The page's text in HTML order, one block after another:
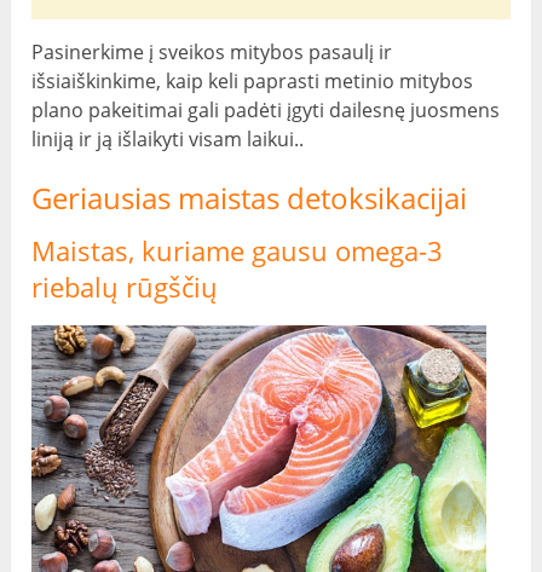
Pasinerkime į sveikos mitybos pasaulį ir
išsiaiškinkime, kaip keli paprasti metinio mitybos
plano pakeitimai gali padėti įgyti dailesnę juosmens
liniją ir ją išlaikyti visam laikui..
Geriausias maistas detoksikacijai
Maistas, kuriame gausu omega-3
riebalų rūgščių